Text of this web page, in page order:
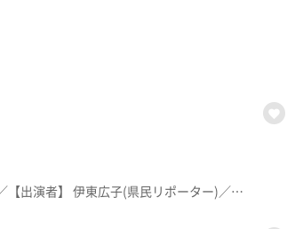
【放送局】 KFB福島放送／【放送日】 2022年1月26日／【出演者】 伊東広子(県民リポーター)／ 紹介メニュー：「四川坦々麺」８００円・「会津白べこラーメン」８００円※メニューや価格等は撮影当時のものです。 ※メニューや価格等は撮影当時のものです。